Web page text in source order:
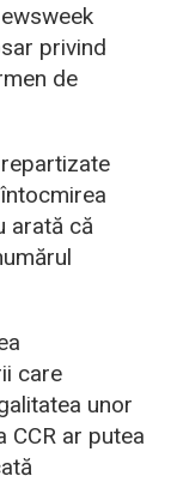
privind
de
arată că
care
unor
CCR ar putea